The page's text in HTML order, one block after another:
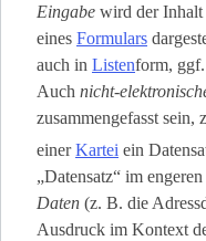
Eingabe wird der Inhalt
eines Formulars
auch in Listen­form,
Auch nicht-
zusammengefasst sein,
einerKartei ein
„Datensatz“ im
Daten (z. B. die
Ausdruck im Kontext